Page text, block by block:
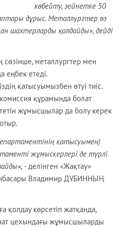
көбейту, зейнетке 50
дұрыс. Металлургтер өз
шахтерларды қолдайды», дейді
металлургтер мен
еңбек етеді.
қатысуымызбен өтуі тиіс.
комиссия құрамында болат
жұмысшылар да болу керек
қатысуымен)
жұмыскерлері де түрлі
- делінген «Жақтау»
Владимир ДУБИННЫҢ
қолдау көрсетіп жатқанда,
цехындағы жұмысшыларды